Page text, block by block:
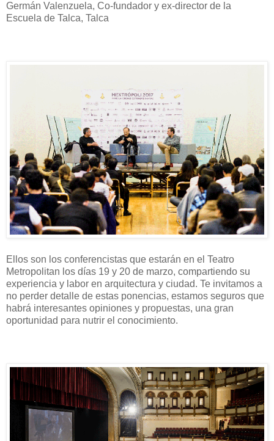
Germán Valenzuela, Co-fundador y ex-director de la
Escuela de Talca, Talca
Ellos son los conferencistas que estarán en el Teatro
Metropolitan los días 19 y 20 de marzo, compartiendo su
experiencia y labor en arquitectura y ciudad. Te invitamos a
no perder detalle de estas ponencias, estamos seguros que
habrá interesantes opiniones y propuestas, una gran
oportunidad para nutrir el conocimiento.